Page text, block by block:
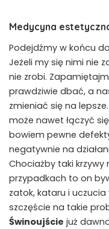
Medycyna
Podejdźmy w końcu
Jeżeli my się nimi nie
nie zrobi.
prawdziwie dbać, a
zmieniać się na
może nawet łączyć
bowiem pewne
negatywnie na
Chociażby taki
przypadkach to on
zatok, kataru i
szczęście na takie
Świnoujście już